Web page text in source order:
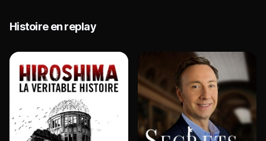
Histoire en replay